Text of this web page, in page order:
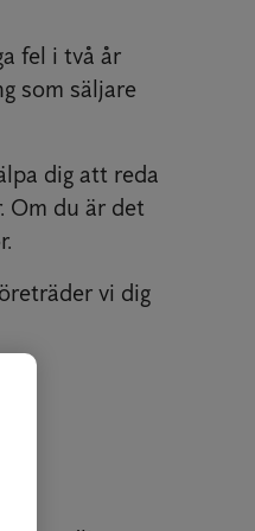
fel i två år
som säljare
dig att reda
Om du är det
vi dig